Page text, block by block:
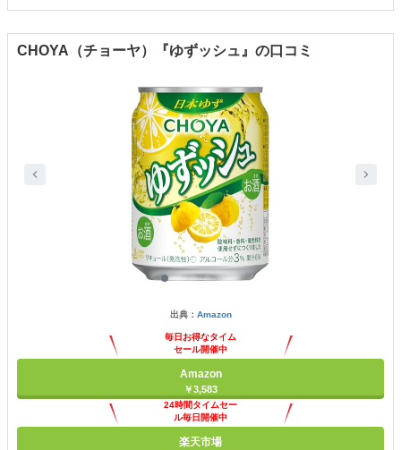
CHOYA（チョーヤ）『ゆずッシュ』の口コミ
出典： Amazon
毎日お得なタイム
セール開催中
Amazon
￥3,583
24時間タイムセー
ル毎日開催中
楽天市場